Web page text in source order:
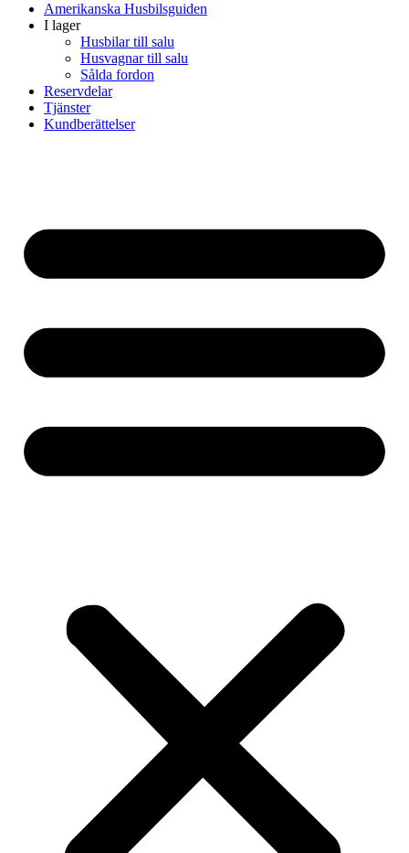
Amerikanska Husbilsguiden
I lager
Husbilar till salu
Husvagnar till salu
Sålda fordon
Reservdelar
Tjänster
Kundberättelser